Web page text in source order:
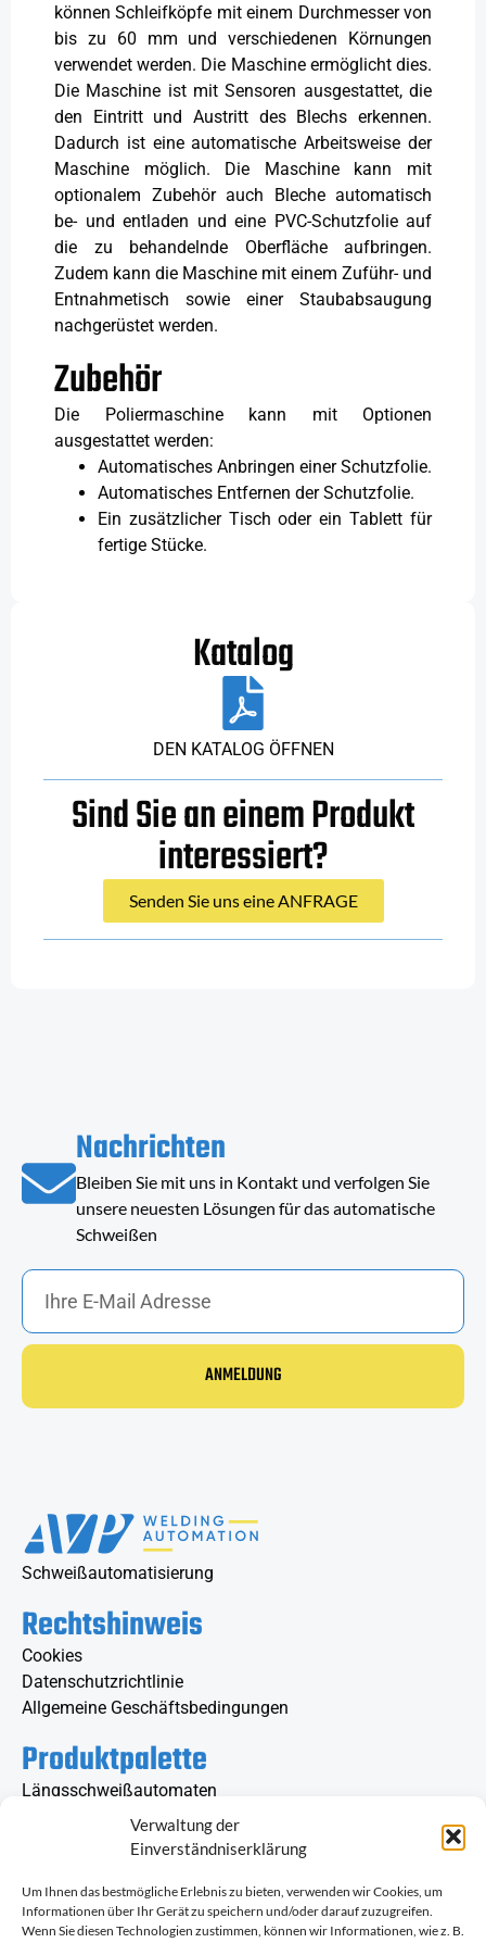
Verwaltung der
Einverständniserklärung
Um Ihnen das bestmögliche Erlebnis zu bieten, verwenden wir Cookies, um
Informationen über Ihr Gerät zu speichern und/oder darauf zuzugreifen.
Wenn Sie diesen Technologien zustimmen, können wir Informationen, wie z. B.
können Schleifköpfe mit einem Durchmesser von
bis zu 60 mm und verschiedenen Körnungen
verwendet werden. Die Maschine ermöglicht dies.
Die Maschine ist mit Sensoren ausgestattet, die
den Eintritt und Austritt des Blechs erkennen.
Dadurch ist eine automatische Arbeitsweise der
Maschine möglich. Die Maschine kann mit
optionalem Zubehör auch Bleche automatisch
be- und entladen und eine PVC-Schutzfolie auf
die zu behandelnde Oberfläche aufbringen.
Zudem kann die Maschine mit einem Zuführ- und
Entnahmetisch sowie einer Staubabsaugung
nachgerüstet werden.
Zubehör
Die Poliermaschine kann mit Optionen
ausgestattet werden:
Automatisches Anbringen einer Schutzfolie.
Automatisches Entfernen der Schutzfolie.
Ein zusätzlicher Tisch oder ein Tablett für
fertige Stücke.
Katalog
DEN KATALOG ÖFFNEN
Sind Sie an einem Produkt
interessiert?
Senden Sie uns eine ANFRAGE
Nachrichten
Bleiben Sie mit uns in Kontakt und verfolgen Sie
unsere neuesten Lösungen für das automatische
Schweißen
ANMELDUNG
Schweißautomatisierung
Rechtshinweis
Cookies
Datenschutzrichtlinie
Allgemeine Geschäftsbedingungen
Produktpalette
Längsschweißautomaten
Rundschweißautomaten
Schweiß-Automatenträger
Schweiß-Rollenböcke